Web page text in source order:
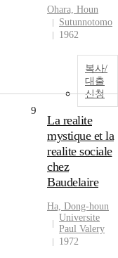
Ohara, Houn
Sutunnotomo
1962
복사/
대출
신청
9
La realite
mystique et la
realite sociale
chez
Baudelaire
Ha, Dong-houn
Universite
Paul Valery
1972